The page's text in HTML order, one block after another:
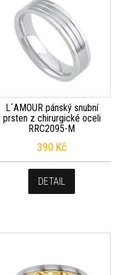
L´AMOUR pánský snubní
prsten z chirurgické oceli
RRC2095-M
390 Kč
DETAIL